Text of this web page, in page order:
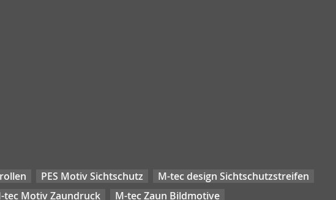
PES Motiv Sichtschutz
M-tec design Sichtschutzstreifen
tec Motiv Zaundruck M-tec Zaun Bildmotive